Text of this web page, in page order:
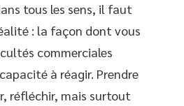
tous les sens, il faut
: la façon dont vous
commerciales
à réagir. Prendre
réfléchir, mais surtout